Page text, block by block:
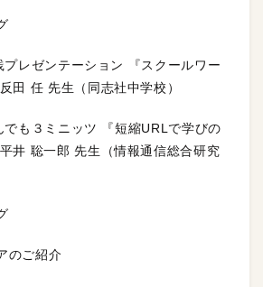
プレゼンテーション 『スクールワー
田 任 先生（同志社中学校）
でも３ミニッツ 『短縮URLで学びの
井 聡一郎 先生（情報通信総合研究
のご紹介